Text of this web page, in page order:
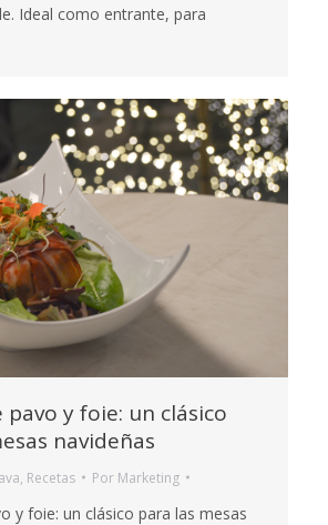
Ideal como entrante, para
y foie: un clásico
navideñas
, Recetas Por Marketing
y foie: un clásico para las mesas